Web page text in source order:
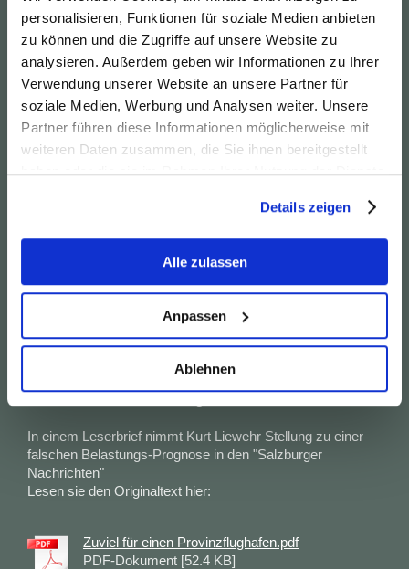
personalisieren, Funktionen für soziale Medien anbieten
zu können und die Zugriffe auf unsere Website zu
analysieren. Außerdem geben wir Informationen zu Ihrer
Verwendung unserer Website an unsere Partner für
soziale Medien, Werbung und Analysen weiter. Unsere
Partner führen diese Informationen möglicherweise mit
weiteren Daten zusammen, die Sie ihnen bereitgestellt
haben oder die sie im Rahmen Ihrer Nutzung der Dienste
Details zeigen
Alle zulassen
Anpassen
Ablehnen
hier ein Leserbrief von Kurt Liewehr.
In einem Leserbrief nimmt Kurt Liewehr Stellung zu einer
falschen Belastungs-Prognose in den "Salzburger
Nachrichten"
Lesen sie den Originaltext hier:
Zuviel für einen Provinzflughafen.pdf
PDF-Dokument [52.4 KB]